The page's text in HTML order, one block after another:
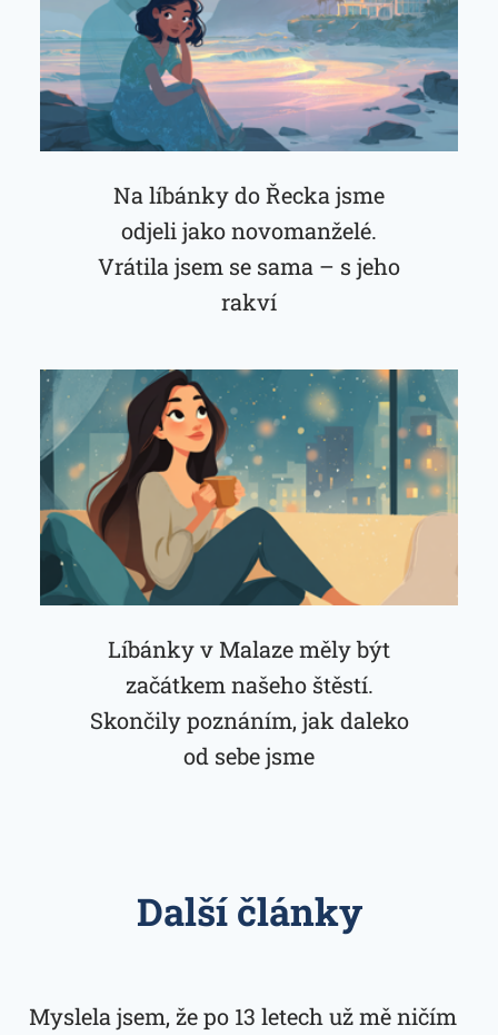
Na líbánky do Řecka jsme
odjeli jako novomanželé.
Vrátila jsem se sama – s jeho
rakví
Líbánky v Malaze měly být
začátkem našeho štěstí.
Skončily poznáním, jak daleko
od sebe jsme
Další články
Myslela jsem, že po 13 letech už mě ničím